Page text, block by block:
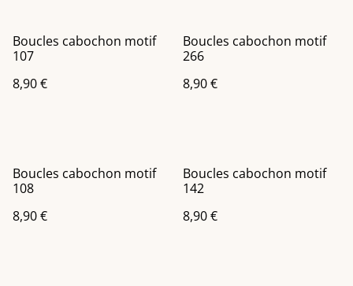
Boucles cabochon motif
107
8,90 €
Boucles cabochon motif
266
8,90 €
Boucles cabochon motif
108
8,90 €
Boucles cabochon motif
142
8,90 €